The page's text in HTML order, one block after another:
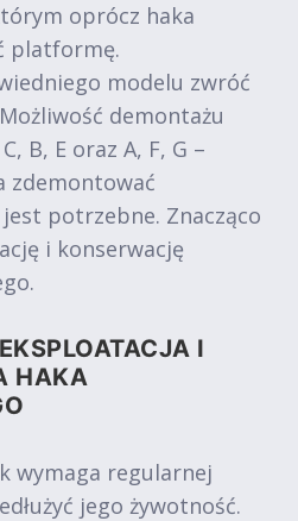
oprócz haka
platformę.
modelu zwróć
demontażu
B, E oraz A, F, G –
zdemontować
potrzebne. Znacząco
i konserwację
I
HAKA
wymaga regularnej
jego żywotność.